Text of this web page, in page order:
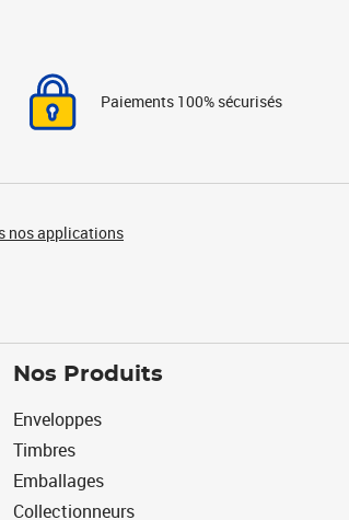
Paiements 100% sécurisés
nos applications
Nos Produits
Enveloppes
Timbres
Emballages
Collectionneurs